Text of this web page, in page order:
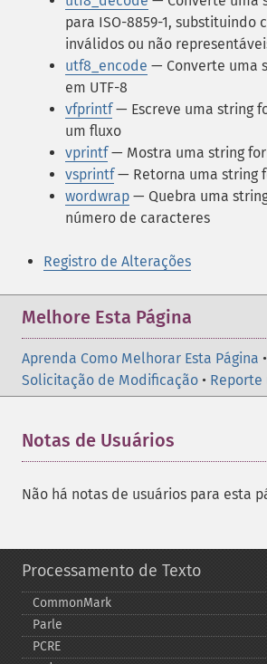
para ISO-8859-1, substituindo
inválidos ou não
utf8_encode — Converte uma
em UTF-8
vfprintf— Escreve uma string
um fluxo
vprintf— Mostra uma string
vsprintf— Retorna uma string
wordwrap — Quebra uma
número de caracteres
Registro de Alterações
Melhore Esta Página
Aprenda Como Melhorar Esta Página •
Solicitação de Modificação • Reporte
Notas de Usuários
Não há notas de usuários para esta
Processamento de Texto
CommonMark
Parle
PCRE